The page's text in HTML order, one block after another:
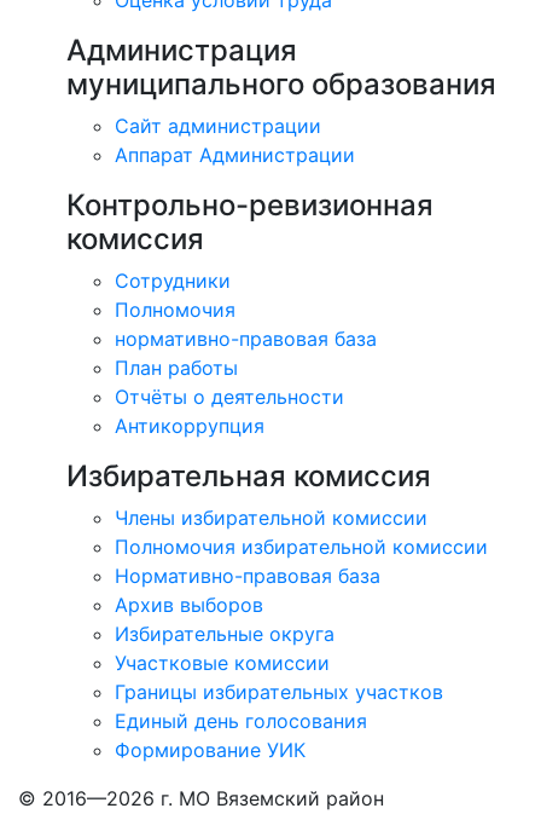
Администрация
муниципального образования
Сайт администрации
Аппарат Администрации
Контрольно-ревизионная
комиссия
Сотрудники
Полномочия
нормативно-правовая база
План работы
Отчёты о деятельности
Антикоррупция
Избирательная комиссия
Члены избирательной комиссии
Полномочия избирательной комиссии
Нормативно-правовая база
Архив выборов
Избирательные округа
Участковые комиссии
Границы избирательных участков
Единый день голосования
Формирование УИК
© 2016—2026 г. МО Вяземский район